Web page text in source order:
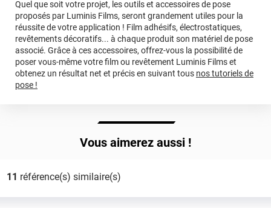
Quel que soit votre projet, les outils et accessoires de pose
proposés par Luminis Films, seront grandement utiles pour la
réussite de votre application ! Film adhésifs, électrostatiques,
revêtements décoratifs... à chaque produit son matériel de pose
associé. Grâce à ces accessoires, offrez-vous la possibilité de
poser vous-même votre film ou revêtement Luminis Films et
obtenez un résultat net et précis en suivant tous nos tutoriels de
pose !
Vous aimerez aussi !
11 référence(s) similaire(s)